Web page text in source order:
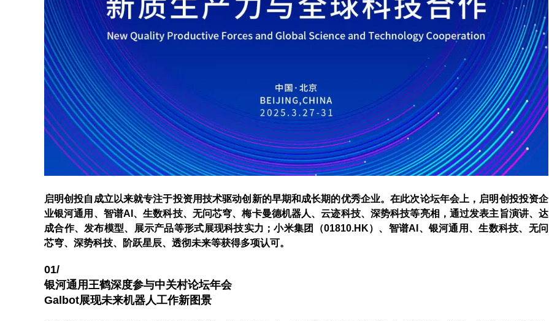
启明创投自成立以来就专注于投资用技术驱动创新的早期和成长期的优秀企业。在此次论坛年会上，启明创投投资企
业银河通用、智谱AI、生数科技、无问芯穹、梅卡曼德机器人、云迹科技、深势科技等亮相，通过发表主旨演讲、达
成合作、发布模型、展示产品等形式展现科技实力；小米集团（01810.HK）、智谱AI、银河通用、生数科技、无问
芯穹、深势科技、阶跃星辰、透彻未来等获得多项认可。
01/
银河通用王鹤深度参与中关村论坛年会
Galbot展现未来机器人工作新图景